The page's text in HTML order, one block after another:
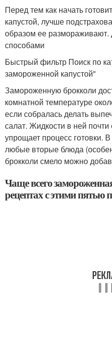
Перед тем как начать
капустой, лучше
образом ее размораживают.
способами
Быстрый фильтр Поиск по
замороженной капустой"
Замороженную брокколи
комнатной температуре
если собралась делать
салат. Жидкости в ней почти
упрощает процесс готовки.
любые вторые блюда
брокколи смело можно
Чаще всего
рецептах с этими пятью